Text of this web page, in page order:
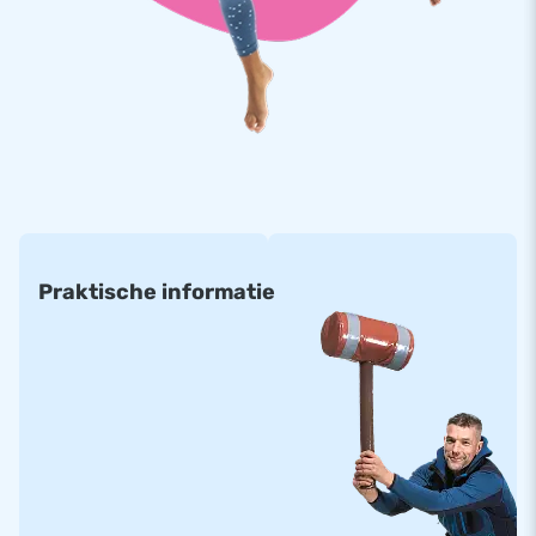
beste producten werken. En dat credo hanteren we niet
alleen voor onze attracties, maar ook voor de hulpmiddelen.
Zoals bij deze blower. We geven je dan ook gerust 1 jaar
Van springkussens tot stormbanen, en van glijbanen tot
spelattracties wij maken het allemaal. Ons uitgebreide
assortiment en creatieve ontwerpen maken ons een
betrouwbare partner voor ondernemers. Met een eigen
ontwerpstudio, productieafdeling en showroom bieden we
alles onder één dak. JB staat voor kwaliteit, service en
Praktische informatie